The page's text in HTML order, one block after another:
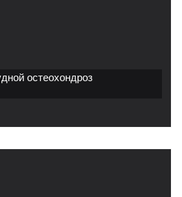
остеохондроз